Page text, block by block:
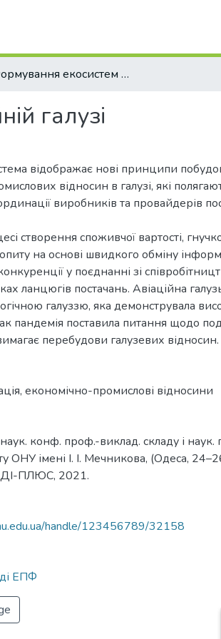
Формування екосистем в авіаційній галузі
галузі
відображає нові принципи
відносин в галузі, які
виробників та провайдерів
створення споживчої вартості,
на основі швидкого обміну
у поєднанні зі
ланцюгів постачань. Авіаційна
галуззю, яка демонструвала
пандемія поставила питання щодо
перебудови галузевих відносин.
, економічно-промислові відносини
конф. проф.-виклад. складу і наук.
ОНУ імені І. І. Мечникова, (Одеса,
ПЛЮС, 2021.
handle/123456789/32158
ЕПФ